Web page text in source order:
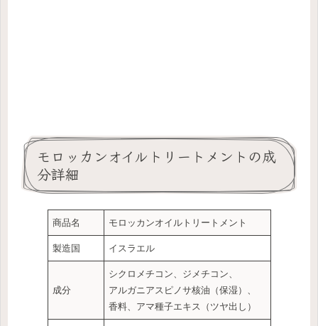
モロッカンオイルトリートメントの成
分詳細
商品名 モロッカンオイルトリートメント
製造国 イスラエル
成分
シクロメチコン、ジメチコン、
アルガニアスピノサ核油（保湿）、
香料、アマ種子エキス（ツヤ出し）